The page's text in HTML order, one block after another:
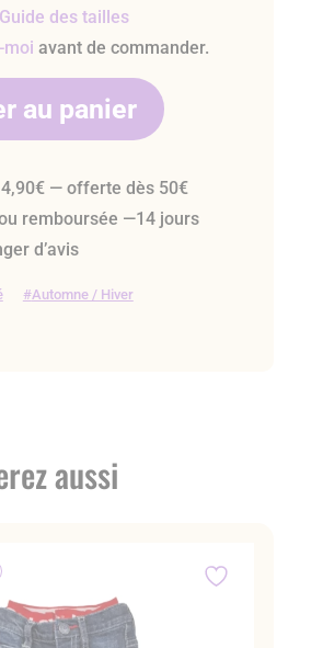
des tailles
moi avant de commander.
au panier
— offerte dès 50€
remboursée —14 jours
d’avis
Automne / Hiver
aussi